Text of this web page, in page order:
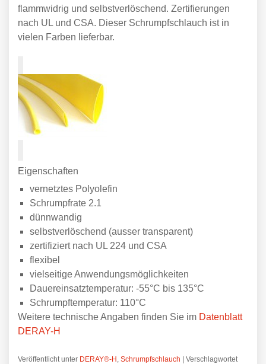
flammwidrig und selbstverlöschend. Zertifierungen
nach UL und CSA. Dieser Schrumpfschlauch ist in
vielen Farben lieferbar.
Eigenschaften
vernetztes Polyolefin
Schrumpfrate 2.1
dünnwandig
selbstverlöschend (ausser transparent)
zertifiziert nach UL 224 und CSA
flexibel
vielseitige Anwendungsmöglichkeiten
Dauereinsatztemperatur: -55°C bis 135°C
Schrumpftemperatur: 110°C
Weitere technische Angaben finden Sie im Datenblatt
DERAY-H
Veröffentlicht unter DERAY®-H Schrumpfschlauch | Verschlagwortet